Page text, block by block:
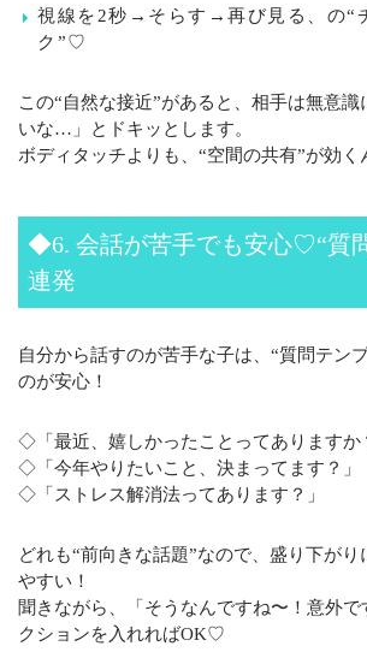
視線を2秒→そらす→再び見る、の“
ク”♡
この“自然な接近”があると、相手は無意識
いな…」とドキッとします。
ボディタッチよりも、“空間の共有”が効
◆6. 会話が苦手でも安心♡“質
連発
自分から話すのが苦手な子は、“質問テン
のが安心！
◇「最近、嬉しかったことってありますか
◇「今年やりたいこと、決まってます？」
◇「ストレス解消法ってあります？」
どれも“前向きな話題”なので、盛り下がり
やすい！
聞きながら、「そうなんですね〜！意外で
クションを入れればOK♡